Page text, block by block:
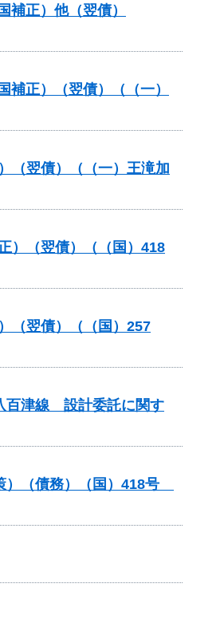
正）他（翌債）
正）（翌債）（（一）
（翌債）（（一）王滝加
）（翌債）（（国）418
（翌債）（（国）257
百津線 設計委託に関す
）（債務）（国）418号